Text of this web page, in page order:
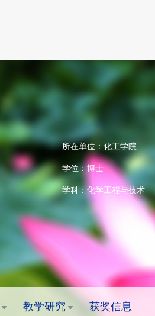
所在单位：化工学院
学位：博士
学科：化学工程与技术
教学研究 获奖信息